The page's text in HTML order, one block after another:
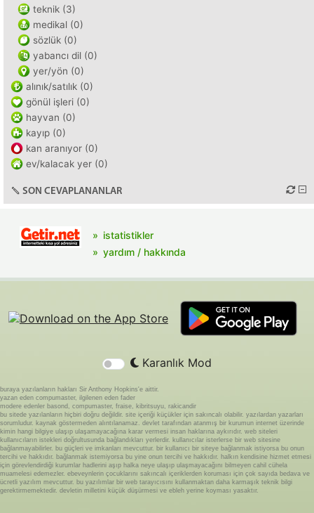
teknik (3)
medikal (0)
sözlük (0)
yabancı dil (0)
yer/yön (0)
alınık/satılık (0)
gönül işleri (0)
hayvan (0)
kayıp (0)
kan aranıyor (0)
ev/kalacak yer (0)
SON CEVAPLANANLAR
istatistikler
yardım / hakkında
Karanlık Mod
buraya yazılanların hakları Sir Anthony Hopkins'e aittir.
yazan eden compumaster, ilgilenen eden fader
modere edenler basond, compumaster, fraise, kibritsuyu, rakicandir
bu sitede yazılanların hiçbiri doğru değildir. site içeriği küçükler için sakıncalı olabilir. yazılardan yazarları
sorumludur. kaynak göstermeden alıntılanamaz. devlet tarafından atanmış bir kurumun internet üzerinde
kimin hangi bilgiye ulaşıp ulaşamayacağına karar vermesi insan haklarına aykırıdır. web siteleri
kullanıcıların istekleri doğrultusunda bağlandıkları yerlerdir. kullanıcılar isterlerse bir web sitesine
bağlanmayabilirler. bu güçleri ve imkanları mevcuttur. bir kullanıcı bir siteye bağlanmak istiyorsa bu onun
tercihi ve hakkıdır. bağlanmak istemiyorsa bu yine onun tercihi ve hakkıdır. halkın kendisine hizmet etmesi
için görevlendirdiği kurumlar hadlerini aşıp halka neye ulaşıp ulaşmayacağını bilmeyen cahil cühela
muamelesi edemezler. ebeveynlerin çocuklarını sakıncalı içeriklerden koruması için çok sayıda bedava ve
ücretli yazılım mevcuttur. bu yazılımlar bir web tarayıcısını kullanmaktan daha karmaşık teknik bilgi
gerektirmemektedir. devletin milletini küçük düşürmesi ve ebleh yerine koyması yasaktır.